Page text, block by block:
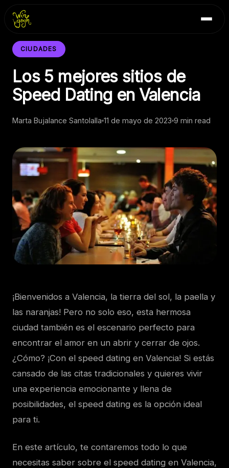
Inicio
Blog
Contacto
CIUDADES
Los 5 mejores sitios de
Speed Dating en Valencia
Marta Bujalance Santolalla 11 de mayo de 2023 9 min read
¡Bienvenidos a Valencia, la tierra del sol, la paella y
las naranjas! Pero no solo eso, esta hermosa
ciudad también es el escenario perfecto para
encontrar el amor en un abrir y cerrar de ojos.
¿Cómo? ¡Con el speed dating en Valencia! Si estás
cansado de las citas tradicionales y quieres vivir
una experiencia emocionante y llena de
posibilidades, el speed dating es la opción ideal
para ti.
En este artículo, te contaremos todo lo que
necesitas saber sobre el speed dating en Valencia,